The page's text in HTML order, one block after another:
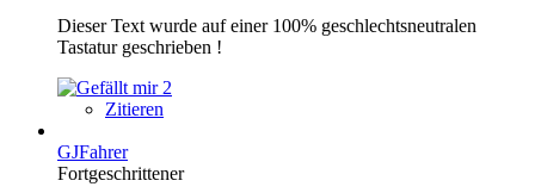
Dieser Text wurde auf einer 100% geschlechtsneutralen
Tastatur geschrieben !
2
Zitieren
GJFahrer
Fortgeschrittener